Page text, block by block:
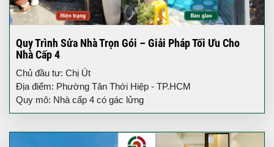
Quy Trình Sửa Nhà Trọn Gói – Giải Pháp Tối Ưu Cho
Nhà Cấp 4
Chủ đầu tư: Chị Út
Địa điểm: Phường Tân Thới Hiệp - TP.HCM
Quy mô: Nhà cấp 4 có gác lửng